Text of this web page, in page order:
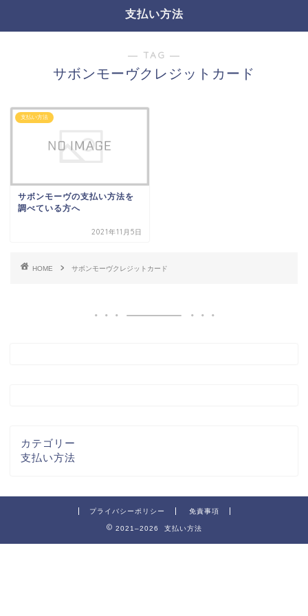
支払い方法
― TAG ―
サボンモーヴクレジットカード
支払い方法
サボンモーヴの支払い方法を
調べている方へ
2021年11月5日
HOME サボンモーヴクレジットカード
カテゴリー
支払い方法
プライバシーポリシー 免責事項
2021–2026 支払い方法